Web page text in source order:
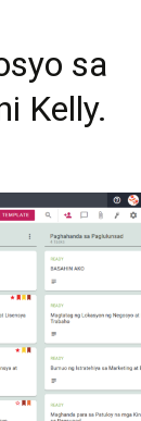
sa
Kelly.